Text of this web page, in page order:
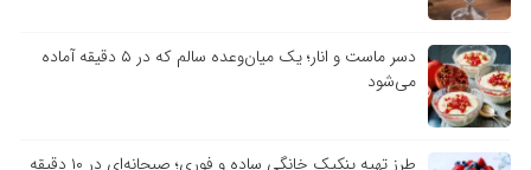
دسر ماست و انار؛ یک میان‌وعده سالم که در ۵ دقیقه آماده
می‌شود
طرز تهیه پنکیک خانگی ساده و فوری؛ صبحانه‌ای در ۱۰ دقیقه